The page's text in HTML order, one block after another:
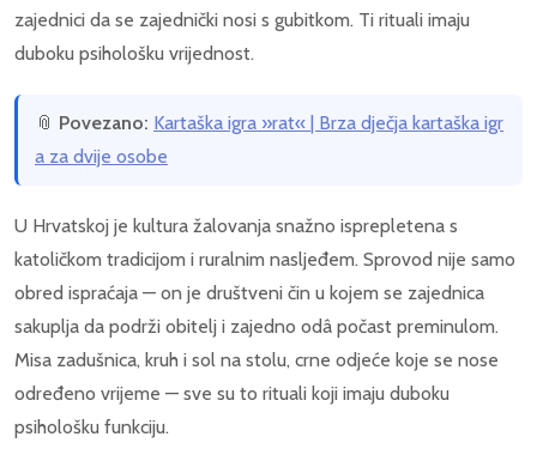
zajednici da se zajednički nosi s gubitkom. Ti rituali imaju
duboku psihološku vrijednost.
📎 Povezano: Kartaška igra »rat« | Brza dječja kartaška igr
a za dvije osobe
U Hrvatskoj je kultura žalovanja snažno isprepletena s
katoličkom tradicijom i ruralnim nasljeđem. Sprovod nije samo
obred ispraćaja — on je društveni čin u kojem se zajednica
sakuplja da podrži obitelj i zajedno odâ počast preminulom.
Misa zadušnica, kruh i sol na stolu, crne odjeće koje se nose
određeno vrijeme — sve su to rituali koji imaju duboku
psihološku funkciju.